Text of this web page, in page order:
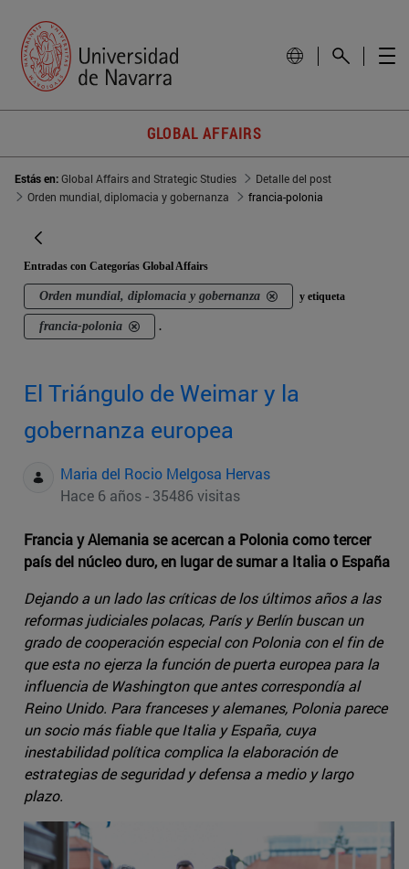
GLOBAL AFFAIRS
Estás en:Global Affairs and Strategic Studies
Detalle del post
Orden mundial, diplomacia y gobernanza
francia-polonia
Entradas con Categorías Global Affairs
Orden mundial, diplomacia y gobernanza y etiqueta
francia-polonia .
El Triángulo de Weimar y la
gobernanza europea
Maria del Rocio Melgosa Hervas
Hace 6 años - 35486 visitas
Francia y Alemania se acercan a Polonia como tercer
país del núcleo duro, en lugar de sumar a Italia o España
Dejando a un lado las críticas de los últimos años a las
reformas judiciales polacas, París y Berlín buscan un
grado de cooperación especial con Polonia con el fin de
que esta no ejerza la función de puerta europea para la
influencia de Washington que antes correspondía al
Reino Unido. Para franceses y alemanes, Polonia parece
un socio más fiable que Italia y España, cuya
inestabilidad política complica la elaboración de
estrategias de seguridad y defensa a medio y largo
plazo.